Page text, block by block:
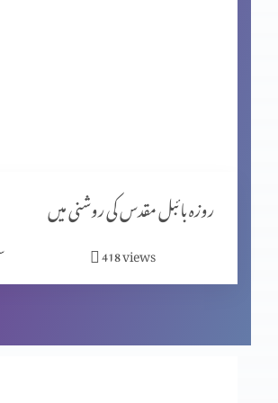
واعظ کی کتاب کا تعارف
کلیسیا کو نیا لقب کیوں دیا گیا؟ (حصہ 2)
روزہ بائبل مقدس کی روشنی میں
418views